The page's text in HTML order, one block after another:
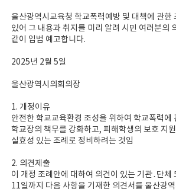
울산광역시교육청 학교폭력예방 및 대책에 관한
있어 그 내용과 취지를 미리 알려 시민 여러분의
같이 입법 예고합니다.
2025년 2월 5일
울산광역시의회의장
1. 개정이유
안전한 학교교육환경 조성을 위하여 학교폭력에
학교장의 책무를 강화하고, 피해학생의 보호 지
실효성 있는 조례로 정비하려는 것임
2. 의견제출
이 개정 조례안에 대하여 의견이 있는 기관․단체
11일까지 다음 사항을 기재한 의견서를 울산광